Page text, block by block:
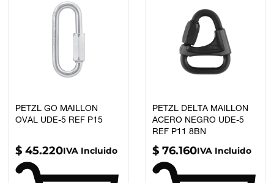
PETZL GO MAILLON
OVAL UDE-5 REF P15
$ 45.220IVA Incluido
PETZL DELTA MAILLON
ACERO NEGRO UDE-5
REF P11 8BN
$ 76.160IVA Incluido